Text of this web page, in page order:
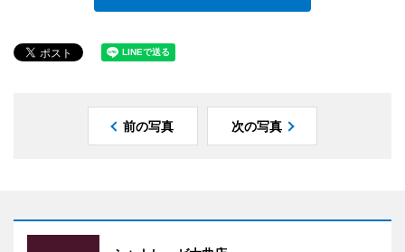
前の写真 次の写真